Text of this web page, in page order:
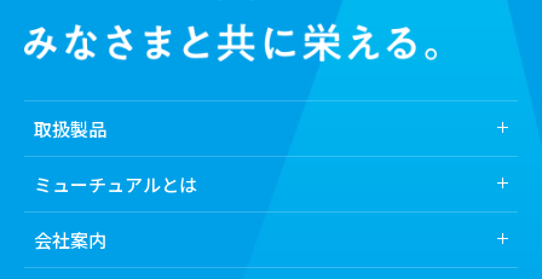
取扱製品
医薬品
ミューチュアルとは
会社案内